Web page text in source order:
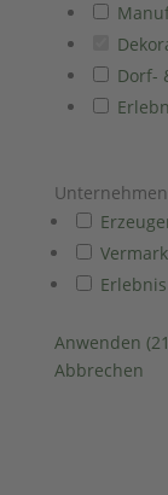
Dorf-
Anwenden (21
Abbrechen